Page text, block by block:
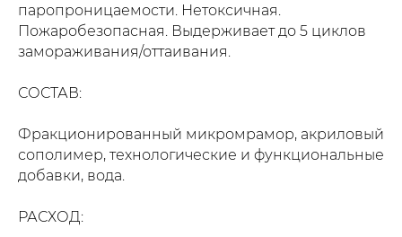
паропроницаемости. Нетоксичная.
Пожаробезопасная. Выдерживает до 5 циклов
замораживания/оттаивания.
СОСТАВ:
Фракционированный микромрамор, акриловый
сополимер, технологические и функциональные
добавки, вода.
РАСХОД: